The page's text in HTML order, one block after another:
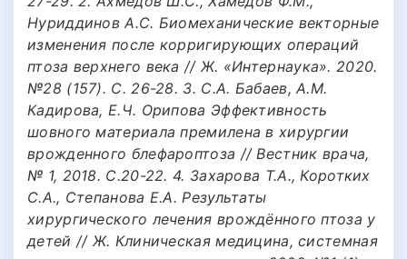
Нуриддинов А.С. Биомеханические векторные
изменения после корригирующих операций
птоза верхнего века // Ж. «Интернаука». 2020.
№28 (157). С. 26-28. 3. С.А. Бабаев, А.М.
Кадирова, Е.Ч. Орипова Эффективность
шовного материала премилена в хирургии
врожденного блефароптоза // Вестник врача,
№ 1, 2018. С.20-22. 4. Захарова Т.А., Коротких
С.А., Степанова Е.А. Результаты
хирургического лечения врождённого птоза у
детей // Ж. Клиническая медицина, системная